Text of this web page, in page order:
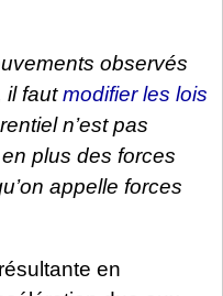
observés
il fautmodifier les lois
n’est pas
plus des forces
appelle forces
en